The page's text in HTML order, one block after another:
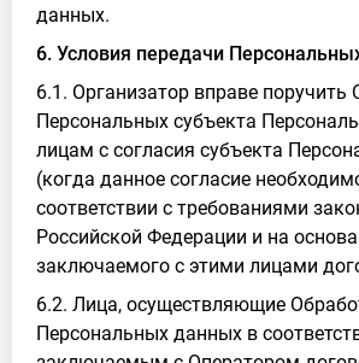
данных.
6. Условия передачи
6.1. Организатор вправе поручить
Персональных субъекта
лицам с согласия субъекта
(когда данное согласие
соответствии с требованиями
Российской Федерации и на
заключаемого с этими лицами
6.2. Лица, осуществляющие
Персональных данных в